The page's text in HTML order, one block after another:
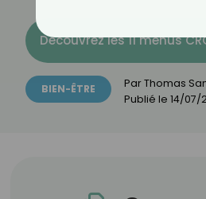
Découvrez les 11 menus
BIEN-ÊTRE ParThomas
Publié le 14/07/